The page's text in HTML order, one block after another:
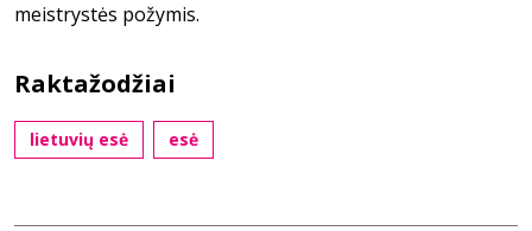
meistrystės požymis.
Raktažodžiai
lietuvių esė esė